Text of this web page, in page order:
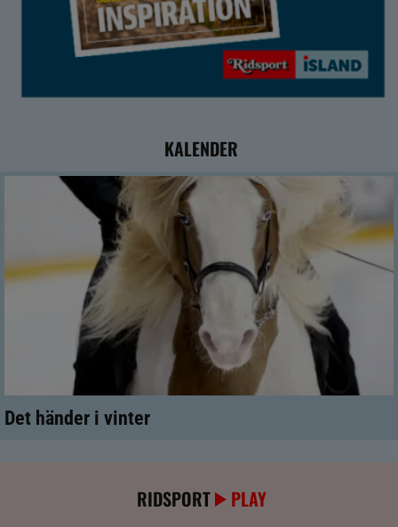
KALENDER
Det händer i vinter
RIDSPORT PLAY